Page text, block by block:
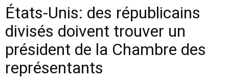
États-Unis: des républicains
divisés doivent trouver un
président de la Chambre des
représentants